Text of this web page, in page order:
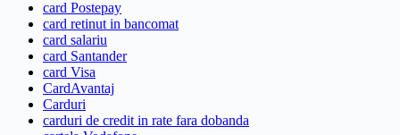
card Postepay
card retinut in bancomat
card salariu
card Santander
card Visa
CardAvantaj
Carduri
carduri de credit in rate fara dobanda